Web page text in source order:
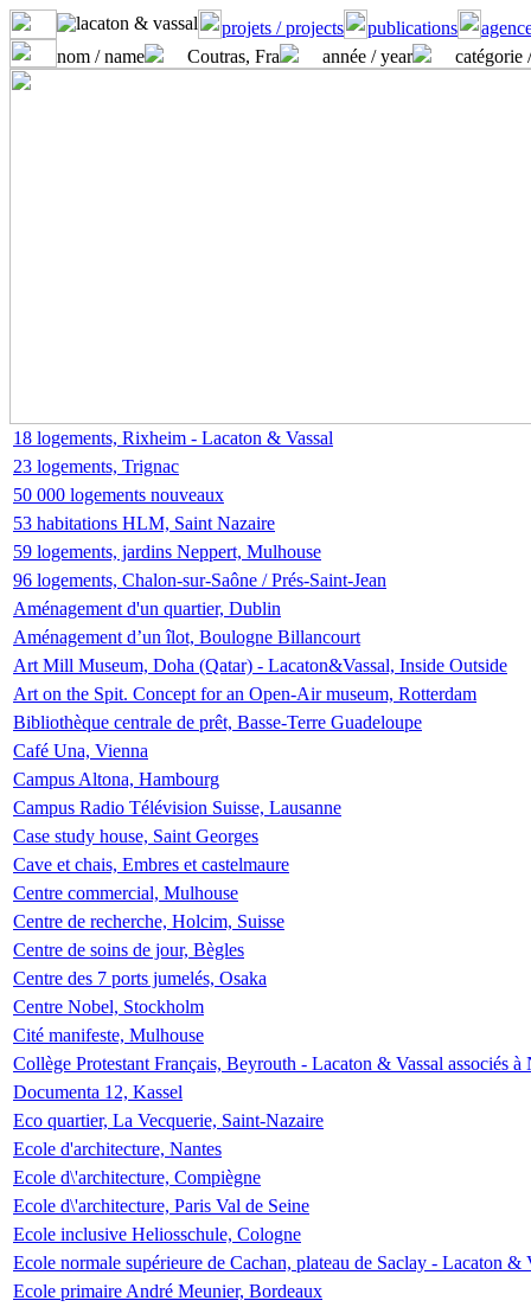
projets / projects publications
nom / name
Coutras, Fra année / year catégorie
18 logements, Rixheim - Lacaton & Vassal
23 logements, Trignac
50 000 logements nouveaux
53 habitations HLM, Saint Nazaire
59 logements, jardins Neppert, Mulhouse
96 logements, Chalon-sur-Saône / Prés-Saint-Jean
Aménagement d'un quartier, Dublin
Aménagement d’un îlot, Boulogne Billancourt
Art Mill Museum, Doha (Qatar) - Lacaton&Vassal, Inside Outside
Art on the Spit. Concept for an Open-Air museum, Rotterdam
Bibliothèque centrale de prêt, Basse-Terre Guadeloupe
Café Una, Vienna
Campus Altona, Hambourg
Campus Radio Télévision Suisse, Lausanne
Case study house, Saint Georges
Cave et chais, Embres et castelmaure
Centre commercial, Mulhouse
Centre de recherche, Holcim, Suisse
Centre de soins de jour, Bègles
Centre des 7 ports jumelés, Osaka
Centre Nobel, Stockholm
Cité manifeste, Mulhouse
Collège Protestant Français, Beyrouth - Lacaton & Vassal associés
Documenta 12, Kassel
Eco quartier, La Vecquerie, Saint-Nazaire
Ecole d'architecture, Nantes
Ecole d\'architecture, Compiègne
Ecole d\'architecture, Paris Val de Seine
Ecole inclusive Heliosschule, Cologne
Ecole normale supérieure de Cachan, plateau de Saclay - Lacaton &
Ecole primaire André Meunier, Bordeaux